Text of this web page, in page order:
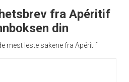
fra Apéritif
din
mest leste sakene fra Apéritif